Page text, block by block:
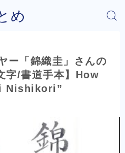
め
ー「錦織圭」さんの
字/書道手本】How
Nishikori”